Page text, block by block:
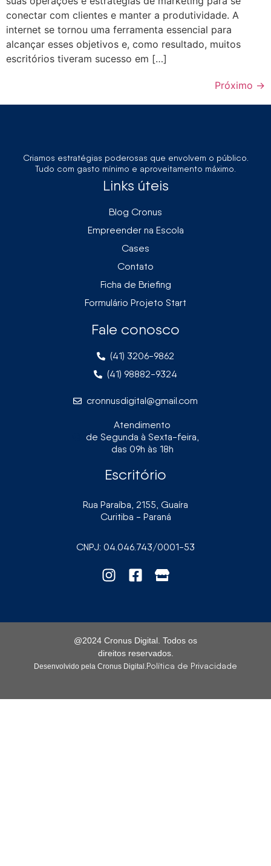
conectar com clientes e manter a produtividade. A
internet se tornou uma ferramenta essencial para
alcançar esses objetivos e, como resultado, muitos
escritórios tiveram sucesso em […]
Próximo →
Criamos estratégias poderosas que envolvem o público.
Tudo com gasto mínimo e aproveitamento máximo.
Links úteis
Blog Cronus
Empreender na Escola
Cases
Contato
Ficha de Briefing
Formulário Projeto Start
Fale conosco
(41) 3206-9862
(41) 98882-9324
cronnusdigital@gmail.com
Atendimento
de Segunda à Sexta-feira,
das 09h às 18h
Escritório
Rua Paraíba, 2155, Guaíra
Curitiba - Paraná
CNPJ: 04.046.743/0001-53
Desenvolvido pela Cronus Digital.Política de Privacidade
@2024 Cronus Digital. Todos os
direitos reservados.